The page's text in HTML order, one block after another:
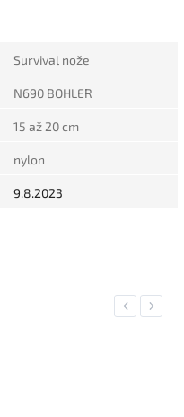
Survival nože
N690 BOHLER
15 až 20 cm
nylon
9.8.2023
Previous
Next